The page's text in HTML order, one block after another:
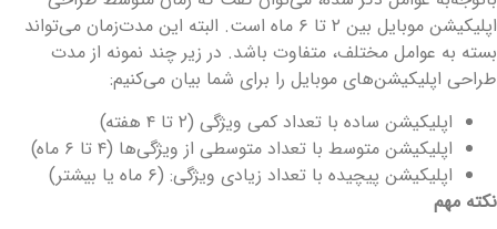
اپلیکیشن موبایل بین ۲ تا ۶ ماه است. البته این مدت‌زمان می‌تواند
بسته به عوامل مختلف، متفاوت باشد. در زیر چند نمونه از مدت‌
طراحی اپلیکیشن‌های موبایل را برای شما بیان می‌کنیم:
اپلیکیشن ساده با تعداد کمی ویژگی (۲ تا ۴ هفته)
اپلیکیشن متوسط با تعداد متوسطی از ویژگی‌ها (۴ تا ۶ ماه)
اپلیکیشن پیچیده با تعداد زیادی ویژگی: (۶ ماه یا بیشتر)
نکته مهم